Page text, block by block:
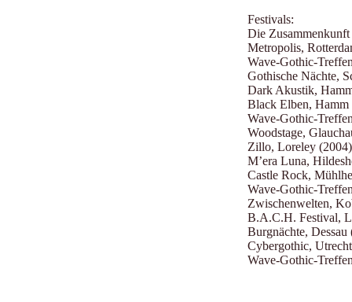
Festivals:
Die
Metropolis,
Wave-Gothic-
Gothische Nächte,
Dark Akustik,
Black Elben, Hamm
Wave-Gothic-
Woodstage,
Zillo, Loreley (2004)
M’era Luna,
Castle Rock,
Wave-Gothic-
Zwischenwelten,
B.A.C.H. Festival,
Burgnächte, Dessau
Cybergothic,
Wave-Gothic-